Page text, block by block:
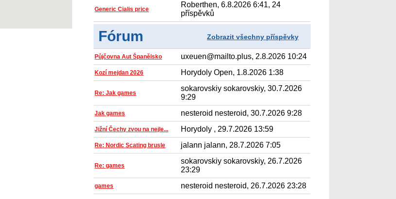
Generic Cialis price
Roberthen, 6.8.2026 6:41, 24
příspěvků
Fórum Zobrazit všechny příspěvky
Půjčovna Aut Španělsko uxeuen@mailto.plus, 2.8.2026 10:24
Kozí mejdan 2026 Horydoly Open, 1.8.2026 1:38
Re: Jak games
sokarovskiy sokarovskiy, 30.7.2026
9:29
Jak games nesteroid nesteroid, 30.7.2026 9:28
Jižní Čechy zvou na nejle... Horydoly , 29.7.2026 13:59
Re: Nordic Scating brusle jalann jalann, 28.7.2026 7:05
Re: games
sokarovskiy sokarovskiy, 26.7.2026
23:29
games nesteroid nesteroid, 26.7.2026 23:28